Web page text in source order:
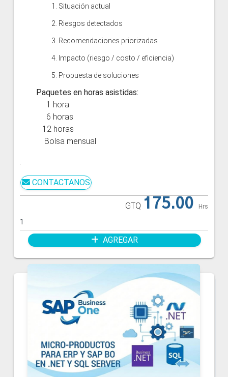
1. Situación actual
2. Riesgos detectados
3. Recomendaciones priorizadas
4. Impacto (riesgo / costo / eficiencia)
5. Propuesta de soluciones
Paquetes en horas asistidas:
1 hora
6 horas
12 horas
Bolsa mensual
CONTACTANOS
GTQ 175.00Hrs
AGREGAR